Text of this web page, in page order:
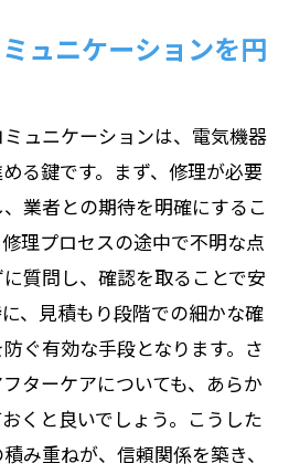
ュニケーションを円
ュニケーションは、電気機器
る鍵です。まず、修理が必要
業者との期待を明確にするこ
理プロセスの途中で不明な点
質問し、確認を取ることで安
、見積もり段階での細かな確
ぐ有効な手段となります。さ
ターケアについても、あらか
くと良いでしょう。こうした
み重ねが、信頼関係を築き、